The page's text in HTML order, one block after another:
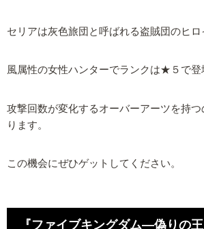
セリアは灰色旅団と呼ばれる盗賊団のヒロ
風属性の女性ハンターでランクは★５で登
攻撃回数が変化するオーバーアーツを持
ります。
この機会にぜひゲットしてください。
『ファイブキングダム―偽りの